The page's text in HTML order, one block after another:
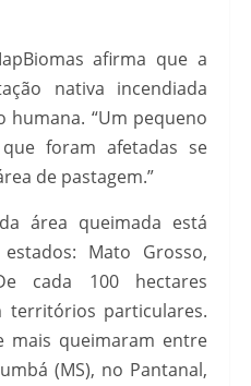
afirma que a
nativa incendiada
humana. “Um pequeno
foram afetadas se
de pastagem.”
área queimada está
Mato Grosso,
cada 100 hectares
territórios particulares.
mais queimaram entre
(MS), no Pantanal,